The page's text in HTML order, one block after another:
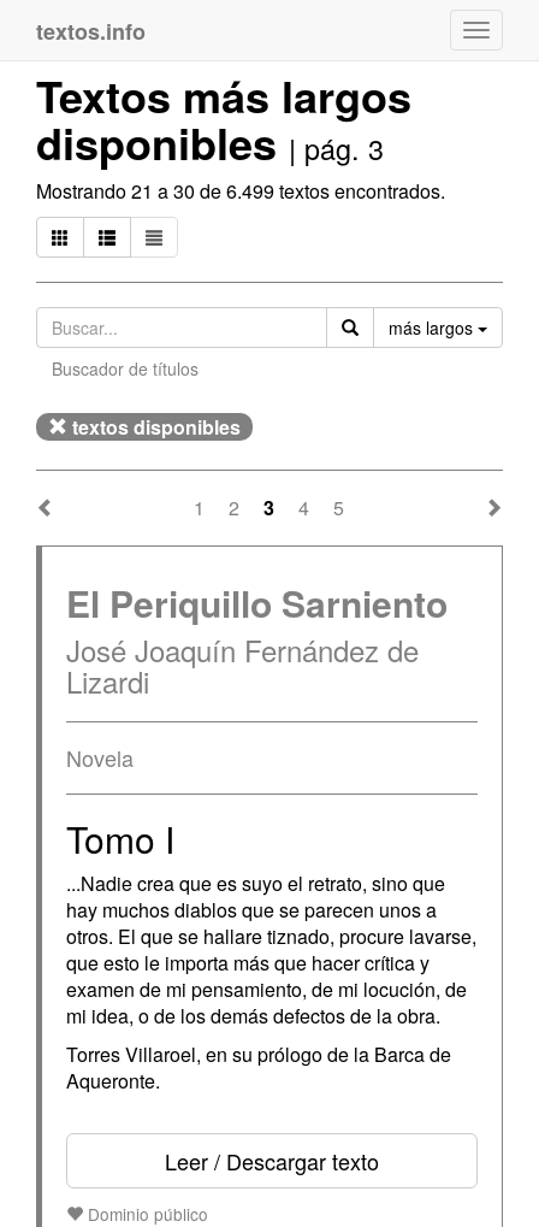
textos.info
Textos más largos
disponibles | pág. 3
Mostrando 21 a 30 de 6.499 textos encontrados.
más largos
Buscador de títulos
textos disponibles
1 2 3 4 5
El Periquillo Sarniento
José Joaquín Fernández de
Lizardi
Novela
Tomo I
...Nadie crea que es suyo el retrato, sino que
hay muchos diablos que se parecen unos a
otros. El que se hallare tiznado, procure lavarse,
que esto le importa más que hacer crítica y
examen de mi pensamiento, de mi locución, de
mi idea, o de los demás defectos de la obra.
Torres Villaroel, en su prólogo de la Barca de
Aqueronte.
Leer / Descargar texto
Dominio público